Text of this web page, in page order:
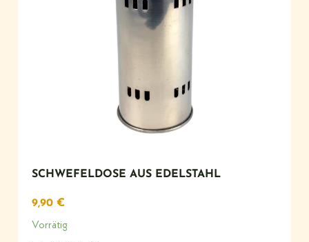
SCHWEFELDOSE AUS EDELSTAHL
9,90 €
Vorrätig